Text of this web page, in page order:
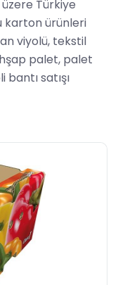
Türkiye
karton ürünleri
viyolü, tekstil
palet, palet
satışı